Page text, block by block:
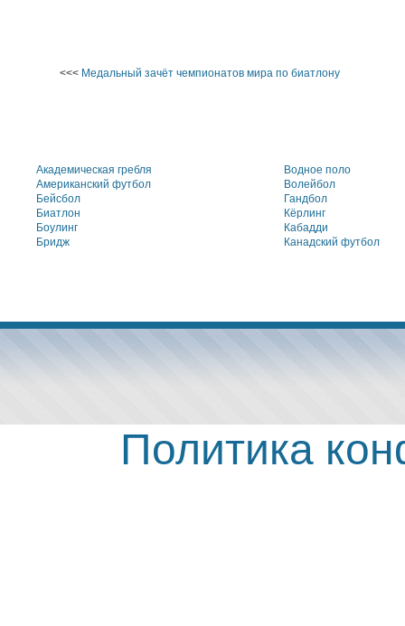
<<< Медальный зачёт чемпионатов мира по биатлону
Академическая гребля
Американский футбол
Бейсбол
Биатлон
Боулинг
Бридж
Водное поло
Волейбол
Гандбол
Кёрлинг
Кабадди
Канадский футбол
Политика